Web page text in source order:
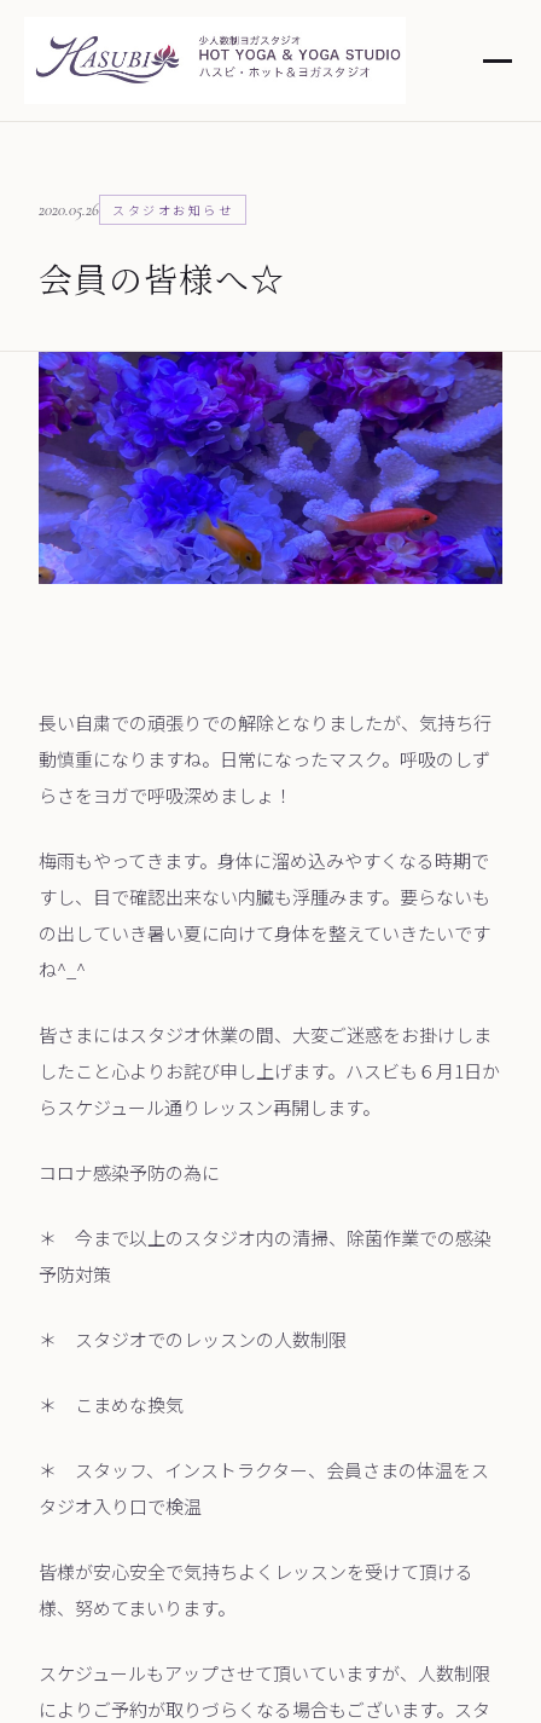
2020.05.26 スタジオお知らせ
会員の皆様へ☆
長い自粛での頑張りでの解除となりましたが、気持ち行
動慎重になりますね。日常になったマスク。呼吸のしず
らさをヨガで呼吸深めましょ！
梅雨もやってきます。身体に溜め込みやすくなる時期で
すし、目で確認出来ない内臓も浮腫みます。要らないも
の出していき暑い夏に向けて身体を整えていきたいです
ね^_^
皆さまにはスタジオ休業の間、大変ご迷惑をお掛けしま
したこと心よりお詫び申し上げます。ハスビも６月1日か
らスケジュール通りレッスン再開します。
コロナ感染予防の為に
＊ 今まで以上のスタジオ内の清掃、除菌作業での感染
予防対策
＊ スタジオでのレッスンの人数制限
＊ こまめな換気
＊ スタッフ、インストラクター、会員さまの体温をス
タジオ入り口で検温
皆様が安心安全で気持ちよくレッスンを受けて頂ける
様、努めてまいります。
スケジュールもアップさせて頂いていますが、人数制限
によりご予約が取りづらくなる場合もございます。スタ